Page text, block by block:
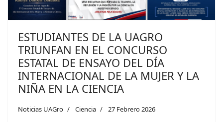
ESTUDIANTES DE LA UAGRO
TRIUNFAN EN EL CONCURSO
ESTATAL DE ENSAYO DEL DÍA
INTERNACIONAL DE LA MUJER Y LA
NIÑA EN LA CIENCIA
Noticias UAGro Ciencia 27 Febrero 2026